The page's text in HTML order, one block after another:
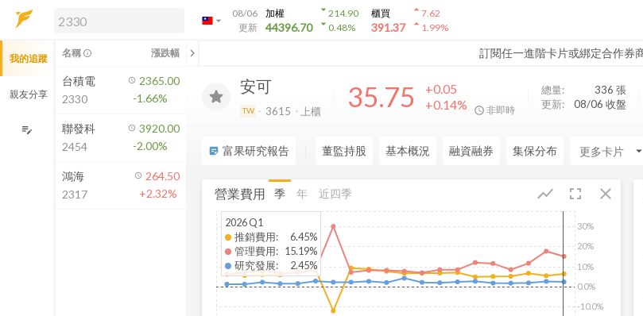
arrow_drop_down
08/06
更新
加權
44396.70
arrow_drop_down214.90
arrow_drop_down0.48%
櫃買
391.37
arrow_drop_up7.62
arrow_drop_up1.99%
訂閱任一進階卡片或綁定合作券
解鎖即時行情及進階功能
方案」，即可解鎖以下功能：
即時行情
即時市況與排行
成交金額熱力圖
前往方案訂閱
如何綁定合作券商
安可
TW 3615 上櫃 35.75
+0.05
+0.14%
非即時
總量: 336 張
更新:
08/06 收盤
sticky_note_2 富果研究報告 董監持股 基本概況 融資融券 集保分布 arrow_drop_down
營業費用 fullscreen close
show_chart
季 年 近四季
-10.0%
0.0%
10%
20%
30%
2026 Q1
推銷費用:
6.45%
管理費用: 15.19%
研究發展: 2.45%
我的追蹤
親友分享
edit_note
名稱 info_outline 漲跌幅 chevron_left
台積電
2330
2365.00
-1.66%
聯發科
2454
3920.00
-2.00%
鴻海
2317
264.50
+2.32%